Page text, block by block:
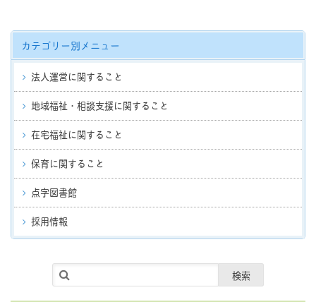
カテゴリー別メニュー
法人運営に関すること
地域福祉・相談支援に関すること
在宅福祉に関すること
保育に関すること
点字図書館
採用情報